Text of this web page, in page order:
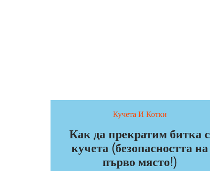
Кучета И Котки
Как да прекратим битка с
кучета (безопасността на
първо място!)